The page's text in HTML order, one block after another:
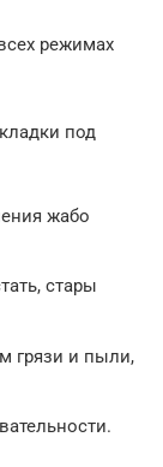
режимах
под
жабо
стары
грязи и пыли,